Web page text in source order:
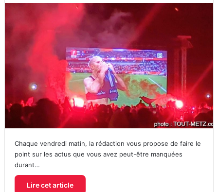
Chaque vendredi matin, la rédaction vous propose de faire le
point sur les actus que vous avez peut-être manquées
durant…
Lire cet article